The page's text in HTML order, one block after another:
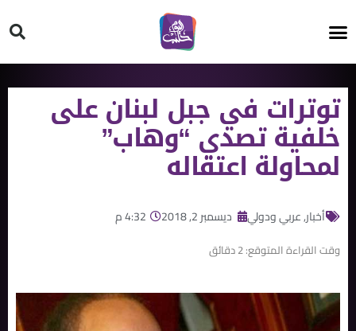
توترات في جبل لبنان على
خلفية تصدي “وهاب”
لمحاولة اعتقاله
أخبار,عربي ودولي ديسمبر 2, 2018 4:32 م
وقت القراءة المتوقع:2دقائق